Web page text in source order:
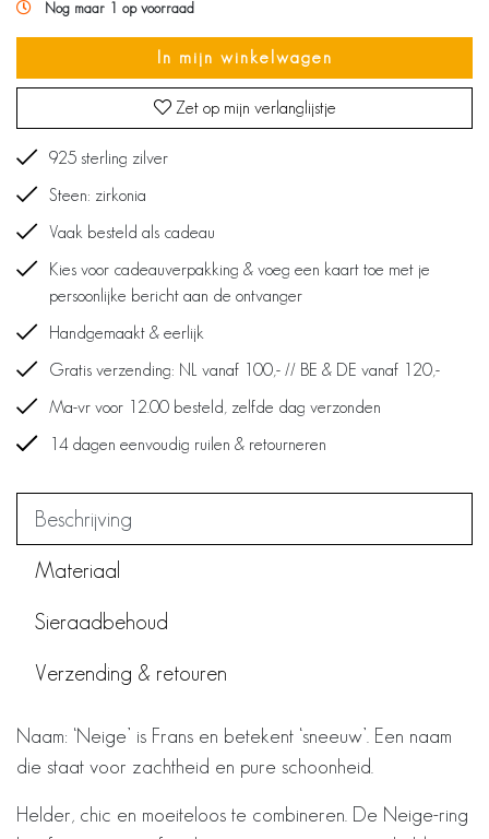
Nog maar 1 op voorraad
In mijn winkelwagen
Zet op mijn verlanglijstje
925 sterling zilver
Steen: zirkonia
Vaak besteld als cadeau
Kies voor cadeauverpakking & voeg een kaart toe met je
persoonlijke bericht aan de ontvanger
Handgemaakt & eerlijk
Gratis verzending: NL vanaf 100,- // BE & DE vanaf 120,-
Ma-vr voor 12.00 besteld, zelfde dag verzonden
14 dagen eenvoudig ruilen & retourneren
Beschrijving
Materiaal
Sieraadbehoud
Verzending & retouren
Naam: ‘Neige’ is Frans en betekent ‘sneeuw’. Een naam
die staat voor zachtheid en pure schoonheid.
Helder, chic en moeiteloos te combineren. De Neige-ring